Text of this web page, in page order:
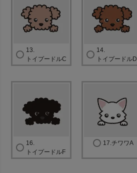
13.
トイプードルC
14.
トイプードルD
16.
トイプードルF
17.チワワA